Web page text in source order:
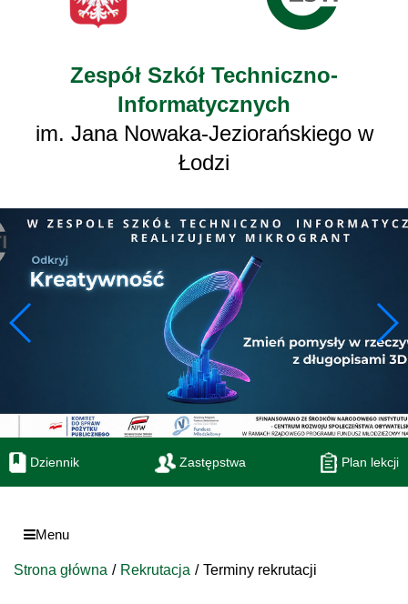
Zespół Szkół Techniczno-
Informatycznych
im. Jana Nowaka-Jeziorańskiego w
Łodzi
Dziennik Zastępstwa Plan lekcji
Menu
Strona główna Rekrutacja Terminy rekrutacji